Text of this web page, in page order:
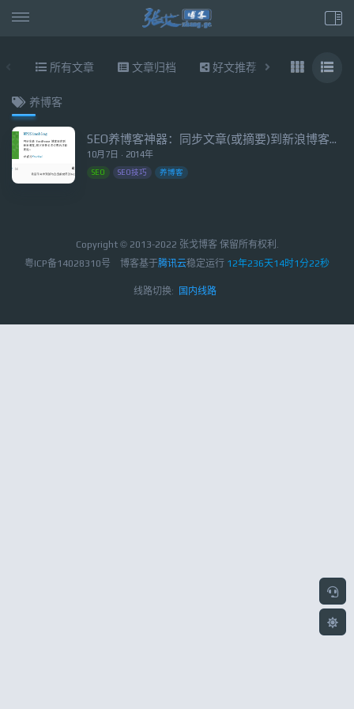
所有文章 文章归档 好文推荐 东拉西扯
养博客
10月7日 · 2014年
SEO养博客神器：同步文章(或摘要)到新浪博客的WordPress插件
SEO SEO技巧 养博客
Copyright © 2013-2022 张戈博客 保留所有权利.
粤ICP备14028310号
博客基于腾讯云稳定运行 12年236天14时1分22秒
线路切换: 国内线路